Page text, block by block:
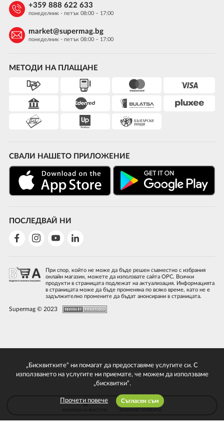
МЕТОДИ НА ПЛАЩАНЕ
СВАЛИ НАШЕТО ПРИЛОЖЕНИЕ
ПОСЛЕДВАЙ НИ
+359 888 622 633
понеделник - петък 08:00 – 17:00
market@supermag.bg
понеделник - петък 08:00 – 17:00
При спор, който не може да бъде решен съвместно с избрания
онлайн магазин, можете да използвате сайта ОРС. Всички
продукти в страницата подлежат на актуализация. Информацията
в страницата може да бъде променяна по всяко време, като не е
задължително промените да бъдат анонсирани в страницата.
Supermag © 2023
„Бисквитките“ ни помагат да предоставяме услугите си. С
използването на услугите ни приемате, че можем да използваме
„бисквитки“.
Прочети повече Съгласен съм